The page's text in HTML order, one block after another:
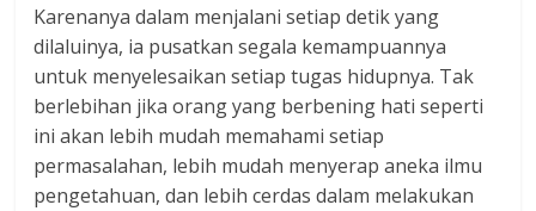
Karenanya dalam menjalani setiap detik yang
dilaluinya, ia pusatkan segala kemampuannya
untuk menyelesaikan setiap tugas hidupnya. Tak
berlebihan jika orang yang berbening hati seperti
ini akan lebih mudah memahami setiap
permasalahan, lebih mudah menyerap aneka ilmu
pengetahuan, dan lebih cerdas dalam melakukan